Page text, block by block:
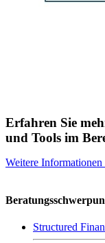
Erfahren Sie
und Tools im
Weitere Informationen
Structured